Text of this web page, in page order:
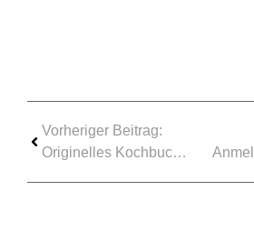
Vorheriger Beitrag:
Originelles Kochbuch: „Westerburg kocht mit Salz“